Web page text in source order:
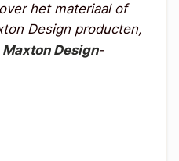
het materiaal of
Design producten,
Maxton Design-